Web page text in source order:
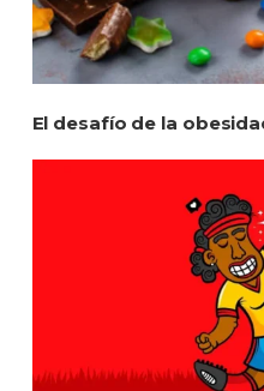
El desafío de la